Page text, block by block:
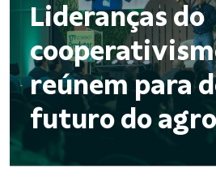
Lideranças do
reúnem para
futuro do